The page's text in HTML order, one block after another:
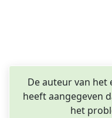
De auteur van
heeft aangegeven
het